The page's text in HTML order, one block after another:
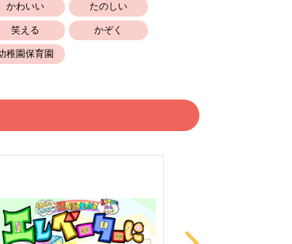
かわいい たのしい
笑える かぞく
稚園保育園